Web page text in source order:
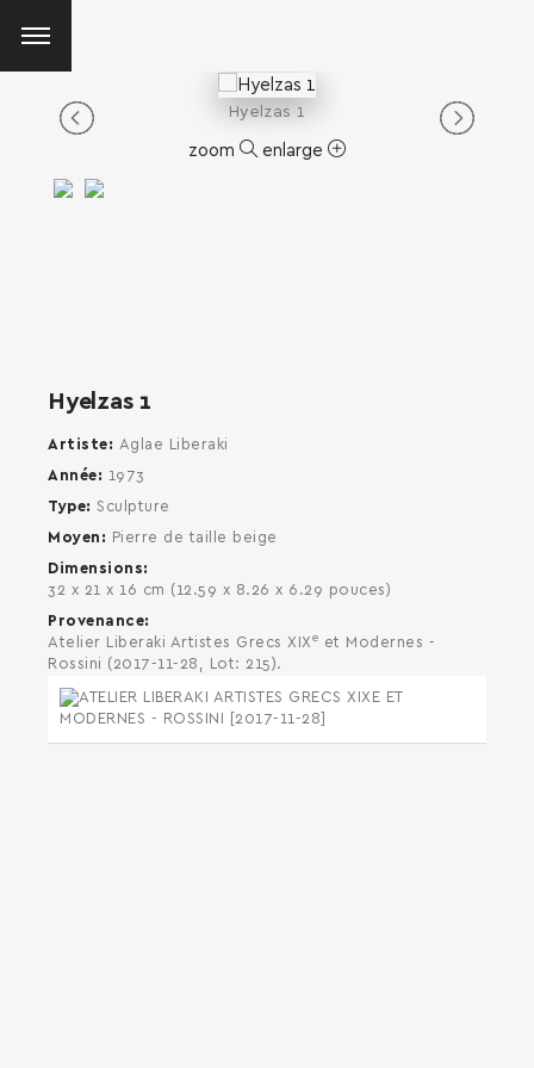
Hyelzas 1
zoom enlarge
Hyelzas 1
Artiste
Aglae Liberaki
Année
1973
Type
Sculpture
Moyen
Pierre de taille beige
Dimensions
32 x 21 x 16 cm (12.59 x 8.26 x 6.29 pouces)
Provenance
Atelier Liberaki Artistes Grecs XIX e et Modernes -
Rossini (2017-11-28, Lot: 215).